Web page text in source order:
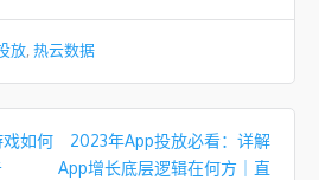
放 热云数据
如何
2023年App投放必看：详解
App增长底层逻辑在何方｜直